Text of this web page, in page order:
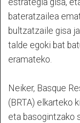
estrategia gisa,
bateratzailea
bultzatzaile gisa
talde egoki bat
eramateko.
Neiker, Basque
(BRTA) elkarteko
eta basogintzako